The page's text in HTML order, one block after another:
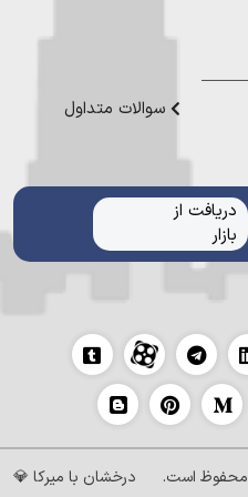
سوالات متداول
دریافت از
بازار
محفوظ است. درخشان با میرکا 💎